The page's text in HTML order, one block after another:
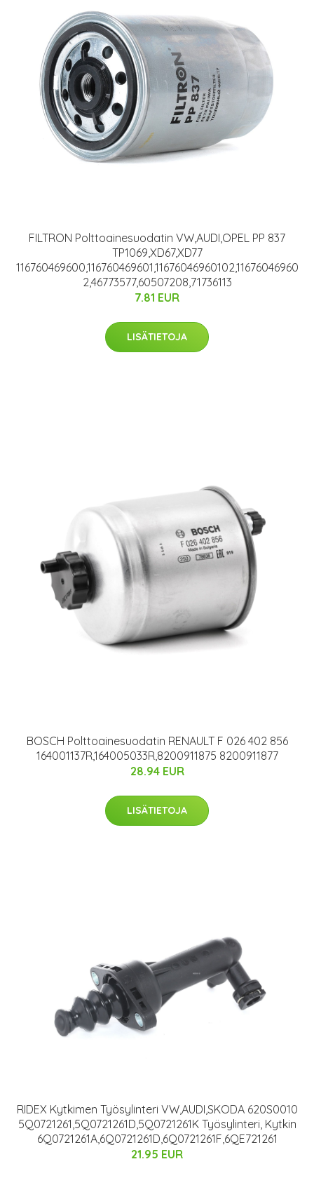
FILTRON Polttoainesuodatin VW,AUDI,OPEL PP 837
TP1069,XD67,XD77
116760469600,116760469601,11676046960102,11676046960
2,46773577,60507208,71736113
7.81 EUR
LISÄTIETOJA
BOSCH Polttoainesuodatin RENAULT F 026 402 856
164001137R,164005033R,8200911875 8200911877
28.94 EUR
LISÄTIETOJA
RIDEX Kytkimen Työsylinteri VW,AUDI,SKODA 620S0010
5Q0721261,5Q0721261D,5Q0721261K Työsylinteri, Kytkin
6Q0721261A,6Q0721261D,6Q0721261F,6QE721261
21.95 EUR